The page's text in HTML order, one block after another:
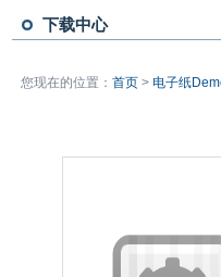
下载中心
您现在的位置：首页 >电子纸